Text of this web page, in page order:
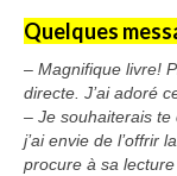
Quelques
– Magnifique livre!
directe. J’ai adoré
– Je souhaiterais
j’ai envie de l’offrir
procure à sa